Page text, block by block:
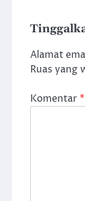
Alamat
Ruas yang
Komentar*